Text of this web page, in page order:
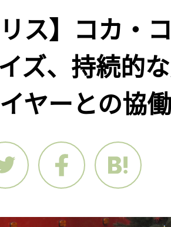
リス】コカ・
ズ、持続的
ヤーとの協働